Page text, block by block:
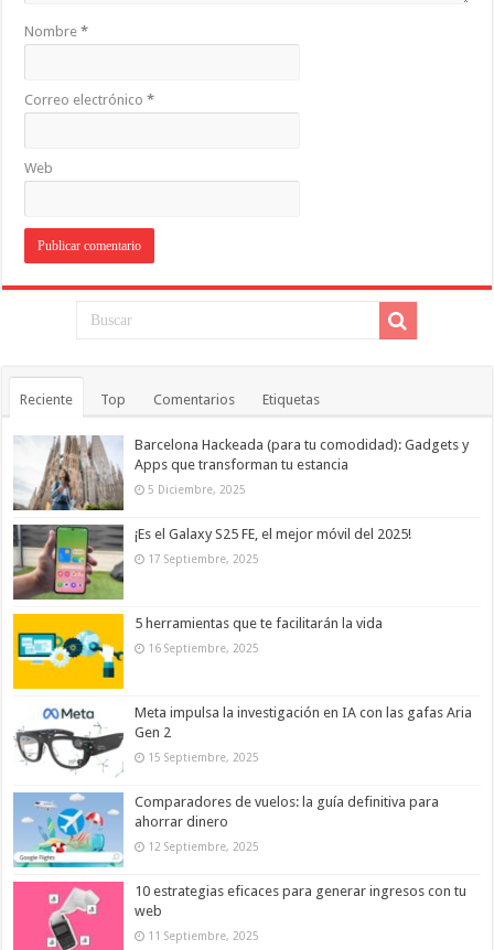
Nombre*
Correo electrónico*
Web
Reciente Top Comentarios Etiquetas
Barcelona Hackeada (para tu comodidad): Gadgets y
Apps que transforman tu estancia
5 Diciembre, 2025
¡Es el Galaxy S25 FE, el mejor móvil del 2025!
17 Septiembre, 2025
5 herramientas que te facilitarán la vida
16 Septiembre, 2025
Meta impulsa la investigación en IA con las gafas Aria
Gen 2
15 Septiembre, 2025
Comparadores de vuelos: la guía definitiva para
ahorrar dinero
12 Septiembre, 2025
10 estrategias eficaces para generar ingresos con tu
web
11 Septiembre, 2025